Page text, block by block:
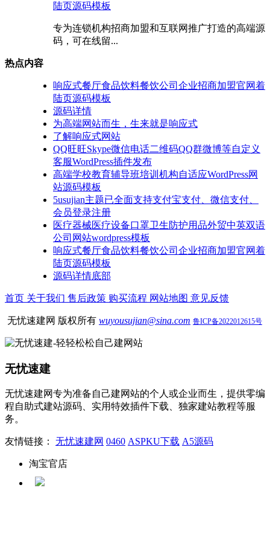
陆页源码模板
专为连锁机构招商加盟和互联网推广打造的高端源
码，可在线留...
热点内容
响应式餐厅食品饮料餐饮公司企业招商加盟官网着
陆页源码模板
源码详情
为高端网站而生，生来就是响应式
了解响应式网站
QQ旺旺Skype微信电话二维码QQ群微博等自定义
客服WordPress插件发布
高端学校教育辅导班培训机构自适应WordPress网
站源码模板
5usujian主题已全面支持支付宝支付、微信支付、
会员登录注册
医疗器械医疗设备口罩卫生防护用品外贸中英双语
公司网站wordpress模板
响应式餐厅食品饮料餐饮公司企业招商加盟官网着
陆页源码模板
源码详情底部
首页 关于我们 售后政策 购买流程 网站地图 意见反馈
无忧速建网 版权所有 wuyousujian@sina.com 鲁ICP备2022012615号
无忧速建
无忧速建网专为准备自己建网站的个人或企业而生，提供零编
程自助式建站源码、实用特效插件下载、独家建站教程等服
务。
友情链接： 无忧速建网 0460 ASPKU下载 A5源码
淘宝官店